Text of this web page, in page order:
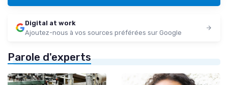
Digital at work
Ajoutez-nous à vos sources préférées sur Google
Parole d'experts